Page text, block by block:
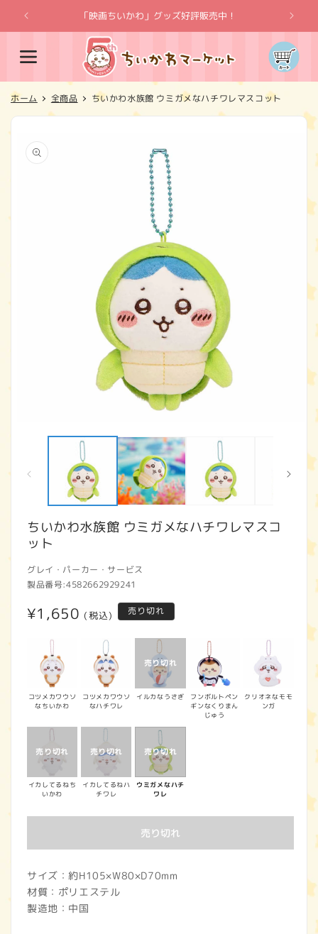
ンツに
進む
「映画ちいかわ」グッズ好評販売中！
カ
ー
ト
ホーム 全商品 ちいかわ水族館 ウミガメなハチワレマスコット
報にス
キップ
ちいかわ水族館 ウミガメなハチワレマスコ
ット
グレイ・パーカー・サービス
製品番号:4582662929241
通
価
格
¥1,650 (税込) 売り切れ
コツメカワウソ
なちいかわ
コツメカワウソ
なハチワレ
イルカなうさぎ
フンボルトペン
ギンなくりまん
じゅう
クリオネなモモ
ンガ
イカしてるねち
いかわ
イカしてるねハ
チワレ
ウミガメなハチ
ワレ
売り切れ
サイズ：約H105×W80×D70mm
材質：ポリエステル
製造地：中国